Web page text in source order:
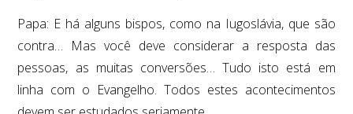
Papa: E há alguns bispos, como na Iugoslávia, que são
contra… Mas você deve considerar a resposta das
pessoas, as muitas conversões… Tudo isto está em
linha com o Evangelho. Todos estes acontecimentos